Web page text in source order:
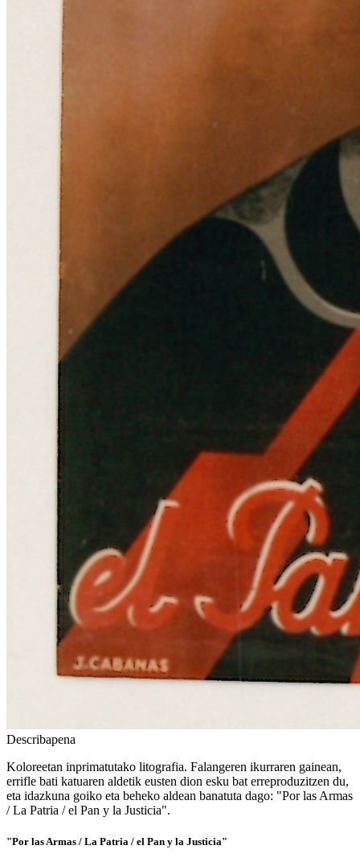
Describapena
Koloreetan inprimatutako litografia. Falangeren ikurraren gainean,
errifle bati katuaren aldetik eusten dion esku bat erreproduzitzen du,
eta idazkuna goiko eta beheko aldean banatuta dago: "Por las Armas
/ La Patria / el Pan y la Justicia".
"Por las Armas / La Patria / el Pan y la Justicia"